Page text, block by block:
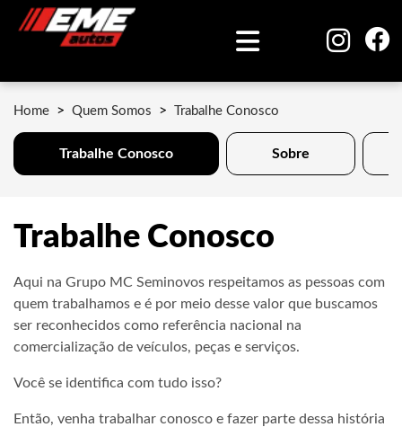
Home Quem Somos Trabalhe Conosco
Sobre
Trabalhe Conosco
Trabalhe Conosco
Aqui na Grupo MC Seminovos respeitamos as pessoas com
quem trabalhamos e é por meio desse valor que buscamos
ser reconhecidos como referência nacional na
comercialização de veículos, peças e serviços.
Você se identifica com tudo isso?
Então, venha trabalhar conosco e fazer parte dessa história